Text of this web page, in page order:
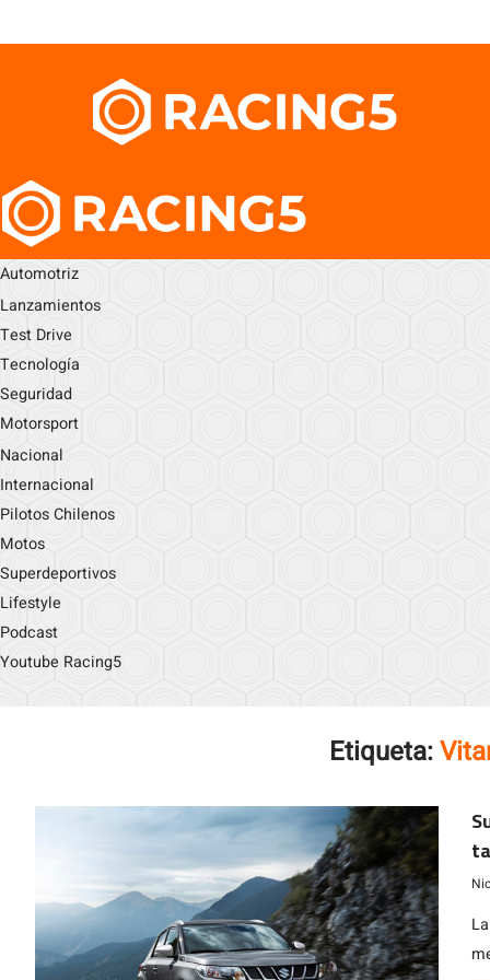
Automotriz
Lanzamientos
Test Drive
Tecnología
Seguridad
Motorsport
Nacional
Internacional
Pilotos Chilenos
Motos
Superdeportivos
Lifestyle
Podcast
Youtube Racing5
Etiqueta: